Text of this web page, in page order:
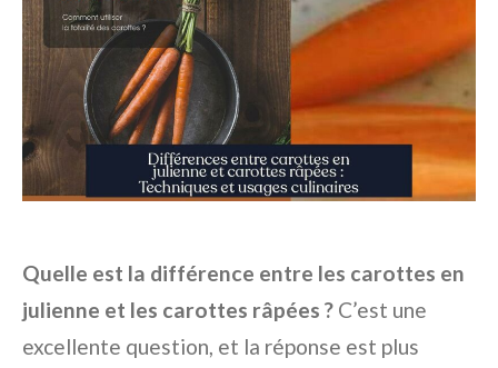
Quelle est la différence entre les carottes en
julienne et les carottes râpées ? C’est une
excellente question, et la réponse est plus